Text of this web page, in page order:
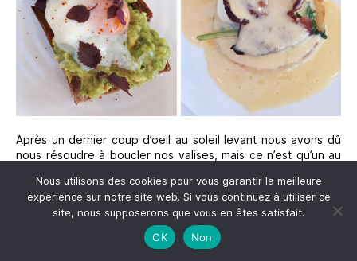
Après un dernier coup d’oeil au soleil levant nous avons dû
nous résoudre à boucler nos valises, mais ce n’est qu’un au
plein de belles promesses et l’on reviendra.
J’espère que vous avez aimé découvrir la Maison Nô avec
moi … comme toutes les autres reviews présentes sur ce
, elle fait suite à un séjour, c’est le récit de mon
expérience personnelle. Il me semble indispensable de
Nous utilisons des cookies pour vous garantir la meilleure
expérience sur notre site web. Si vous continuez à utiliser ce
site, nous supposerons que vous en êtes satisfait.
OK
Non